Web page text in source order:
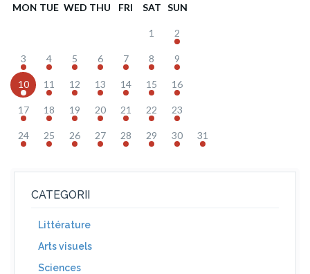
MON TUE WED THU FRI SAT SUN
1 2
3 4 5 6 7 8 9
10 11 12 13 14 15 16
17 18 19 20 21 22 23
24 25 26 27 28 29 30 31
CATEGORII
Littérature
Arts visuels
Sciences